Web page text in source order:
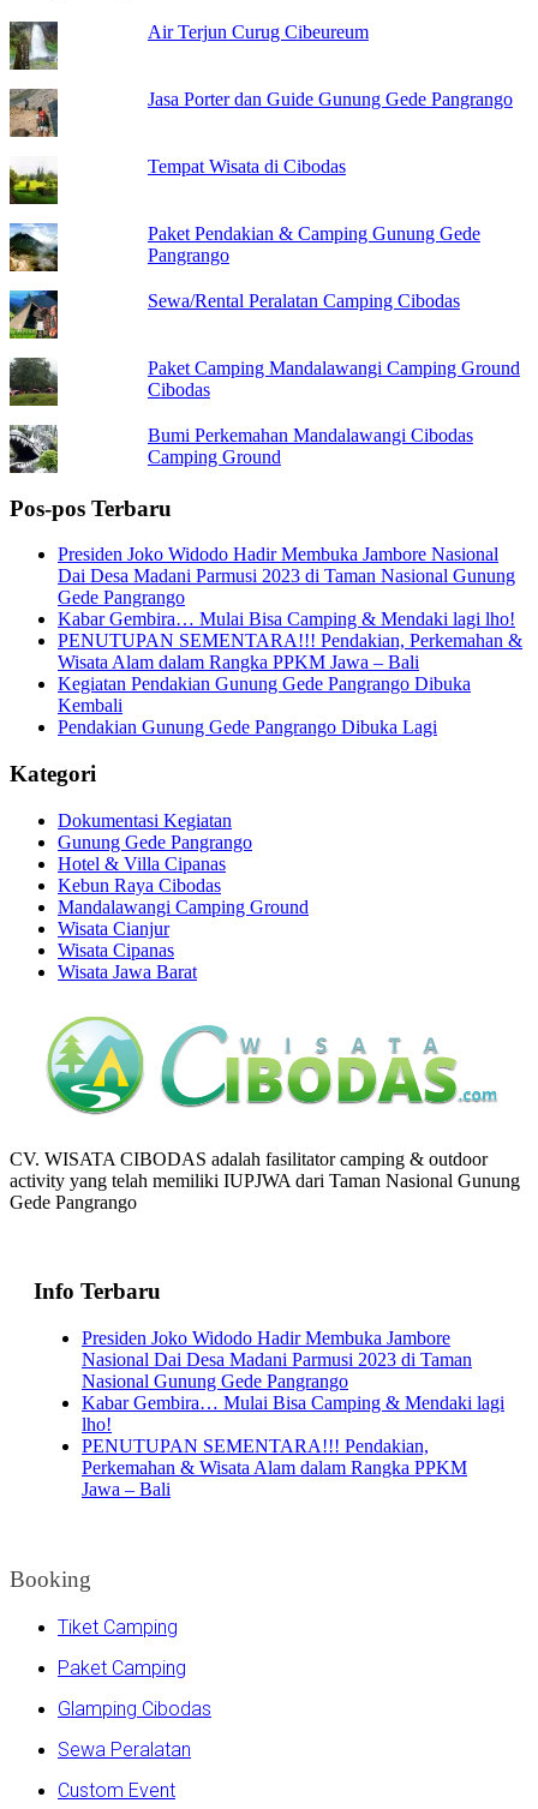
Air Terjun Curug Cibeureum
Jasa Porter dan Guide Gunung Gede Pangrango
Tempat Wisata di Cibodas
Paket Pendakian & Camping Gunung Gede
Pangrango
Sewa/Rental Peralatan Camping Cibodas
Paket Camping Mandalawangi Camping Ground
Cibodas
Bumi Perkemahan Mandalawangi Cibodas
Camping Ground
Pos-pos Terbaru
Presiden Joko Widodo Hadir Membuka Jambore Nasional
Dai Desa Madani Parmusi 2023 di Taman Nasional Gunung
Gede Pangrango
Kabar Gembira… Mulai Bisa Camping & Mendaki lagi lho!
PENUTUPAN SEMENTARA!!! Pendakian, Perkemahan &
Wisata Alam dalam Rangka PPKM Jawa – Bali
Kegiatan Pendakian Gunung Gede Pangrango Dibuka
Kembali
Pendakian Gunung Gede Pangrango Dibuka Lagi
Kategori
Dokumentasi Kegiatan
Gunung Gede Pangrango
Hotel & Villa Cipanas
Kebun Raya Cibodas
Mandalawangi Camping Ground
Wisata Cianjur
Wisata Cipanas
Wisata Jawa Barat
CV. WISATA CIBODAS adalah fasilitator camping & outdoor
activity yang telah memiliki IUPJWA dari Taman Nasional Gunung
Gede Pangrango
Info Terbaru
Presiden Joko Widodo Hadir Membuka Jambore
Nasional Dai Desa Madani Parmusi 2023 di Taman
Nasional Gunung Gede Pangrango
Kabar Gembira… Mulai Bisa Camping & Mendaki lagi
lho!
PENUTUPAN SEMENTARA!!! Pendakian,
Perkemahan & Wisata Alam dalam Rangka PPKM
Jawa – Bali
Booking
Tiket Camping
Paket Camping
Glamping Cibodas
Sewa Peralatan
Custom Event